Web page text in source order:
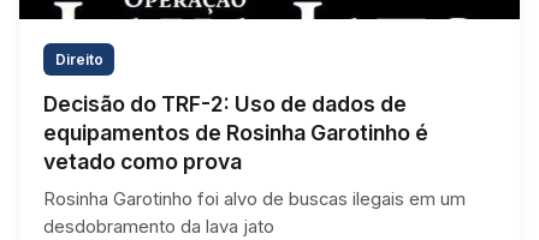
Direito
Decisão do TRF-2: Uso de dados de
equipamentos de Rosinha Garotinho é
vetado como prova
Rosinha Garotinho foi alvo de buscas ilegais em um
desdobramento da lava jato